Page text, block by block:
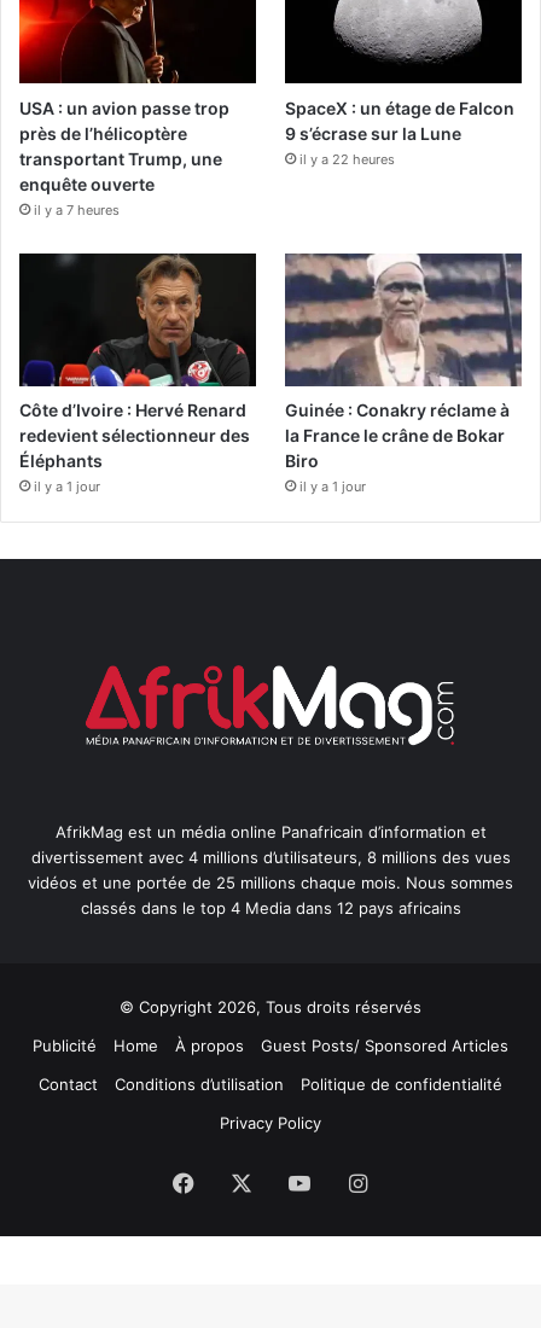
USA : un avion passe trop
près de l’hélicoptère
transportant Trump, une
enquête ouverte
il y a 7 heures
SpaceX : un étage de Falcon
9 s’écrase sur la Lune
il y a 22 heures
Côte d’Ivoire : Hervé Renard
redevient sélectionneur des
Éléphants
il y a 1 jour
Guinée : Conakry réclame à
la France le crâne de Bokar
Biro
il y a 1 jour
AfrikMag est un média online Panafricain d’information et
divertissement avec 4 millions d’utilisateurs, 8 millions des vues
vidéos et une portée de 25 millions chaque mois. Nous sommes
classés dans le top 4 Media dans 12 pays africains
© Copyright 2026, Tous droits réservés
Publicité
Home À propos
Guest Posts/ Sponsored Articles
Contact
Conditions d’utilisation
Politique de confidentialité
Privacy Policy
Facebook YouTubeInstagram